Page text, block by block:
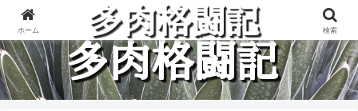
多肉植物と楽しく格闘している記録です。
ホーム 検索